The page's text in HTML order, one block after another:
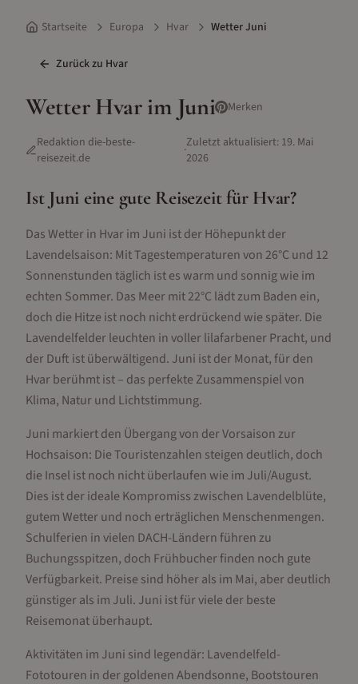
Startseite Europa Hvar Wetter Juni
Zurück zu Hvar
WetterHvarim Juni Merken
Redaktion die-beste-
reisezeit.de
·Zuletzt aktualisiert: 19. Mai
2026
Ist Juni eine gute Reisezeit für Hvar?
Das Wetter in Hvar im Juni ist der Höhepunkt der
Lavendelsaison: Mit Tagestemperaturen von 26°C und 12
Sonnenstunden täglich ist es warm und sonnig wie im
echten Sommer. Das Meer mit 22°C lädt zum Baden ein,
doch die Hitze ist noch nicht erdrückend wie später. Die
Lavendelfelder leuchten in voller lilafarbener Pracht, und
der Duft ist überwältigend. Juni ist der Monat, für den
Hvar berühmt ist – das perfekte Zusammenspiel von
Klima, Natur und Lichtstimmung.
Juni markiert den Übergang von der Vorsaison zur
Hochsaison: Die Touristenzahlen steigen deutlich, doch
die Insel ist noch nicht überlaufen wie im Juli/August.
Dies ist der ideale Kompromiss zwischen Lavendelblüte,
gutem Wetter und noch erträglichen Menschenmengen.
Schulferien in vielen DACH-Ländern führen zu
Buchungsspitzen, doch Frühbucher finden noch gute
Verfügbarkeit. Preise sind höher als im Mai, aber deutlich
günstiger als im Juli. Juni ist für viele der beste
Reisemonat überhaupt.
Aktivitäten im Juni sind legendär: Lavendelfeld-
Fototouren in der goldenen Abendsonne, Bootstouren